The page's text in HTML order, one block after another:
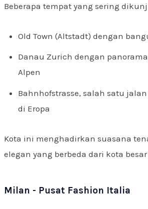
Beberapa tempat yang sering
Old Town (Altstadt) dengan
Danau Zurich dengan
Alpen
Bahnhofstrasse, salah satu
di Eropa
Kota ini menghadirkan suasana
elegan yang berbeda dari kota
Milan - Pusat Fashion Italia